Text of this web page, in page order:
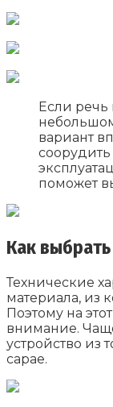
Если
вариант
поможет
Как
Технические
материала, из
Поэтому на
внимание.
устройство из
сарае.